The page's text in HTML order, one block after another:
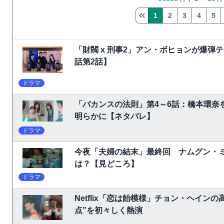
1 2 3 4 5
「財閥 x 刑事2」アン・ボヒョンが爆弾
話第2話】
ドラマ
「バカンスの法則」第4～6話：橋本環
明らかに【ネタバレ】
ドラマ
今夜「夫婦の結末」最終回 ナムグン・
は？【見どころ】
ドラマ
Netflix「恋は飴模様」チョン・ヘインの
点”を初々しく熱演